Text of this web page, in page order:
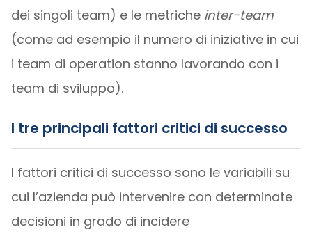
dei singoli team) e le metriche inter-team
(come ad esempio il numero di iniziative in cui
i team di operation stanno lavorando con i
team di sviluppo).
I tre principali fattori critici di successo
I fattori critici di successo sono le variabili su
cui l’azienda può intervenire con determinate
decisioni in grado di incidere